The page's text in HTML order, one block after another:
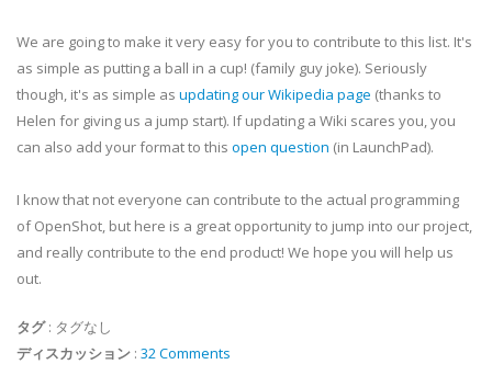
We are going to make it very easy for you to contribute to this list. It's
as simple as putting a ball in a cup! (family guy joke). Seriously
though, it's as simple as updating our Wikipedia page (thanks to
Helen for giving us a jump start). If updating a Wiki scares you, you
can also add your format to this open question (in LaunchPad).
I know that not everyone can contribute to the actual programming
of OpenShot, but here is a great opportunity to jump into our project,
and really contribute to the end product! We hope you will help us
out.
タグ: タグなし
ディスカッション : 32 Comments